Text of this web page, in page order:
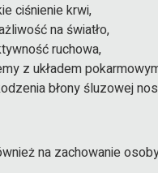
ciśnienie krwi,
na światło,
ruchowa,
z układem
błony śluzowej
na zachowanie